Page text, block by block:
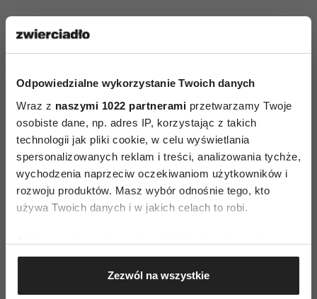
Odpowiedzialne wykorzystanie Twoich danych
Wraz z naszymi 1022 partnerami przetwarzamy Twoje
osobiste dane, np. adres IP, korzystając z takich
technologii jak pliki cookie, w celu wyświetlania
spersonalizowanych reklam i treści, analizowania tychże,
wychodzenia naprzeciw oczekiwaniom użytkowników i
rozwoju produktów. Masz wybór odnośnie tego, kto
używa Twoich danych i w jakich celach to robi.
Jeśli wyrazisz na to zgodę, chcielibyśmy również:
Gromadzić dane dotyczące Twojej lokalizacji
geograficznej z dokładnością nawet do kilku metrów
Identyfikować Twoje urządzenie, aktywnie
Zezwól na wszystkie
warzywami pokrojonymi w zapałkę i smażonymi
na woku.
Wino odpowiednie do tej potrawy musi mieć
bardzo silny charakter, polecam np. Lussac Saint
Emilion z Chateau des Landes.